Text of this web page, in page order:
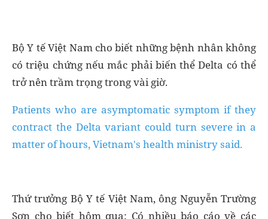
Bộ Y tế Việt Nam cho biết những bệnh nhân không
có triệu chứng nếu mắc phải biến thể Delta có thể
trở nên trầm trọng trong vài giờ.
Patients who are asymptomatic symptom if they
contract the Delta variant could turn severe in a
matter of hours, Vietnam's health ministry said.
Thứ trưởng Bộ Y tế Việt Nam, ông Nguyễn Trường
Sơn cho biết hôm qua: Có nhiều báo cáo về các